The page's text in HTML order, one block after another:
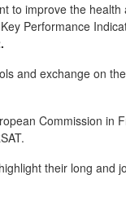
to improve the
Performance
and exchange on
Commission in
their long and